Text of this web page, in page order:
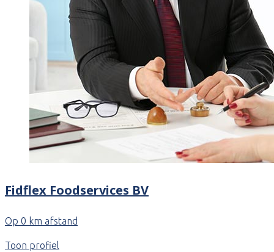
Fidflex Foodservices BV
Op 0 km afstand
Toon profiel